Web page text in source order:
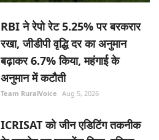
RBI ने रेपो रेट 5.25% पर बरकरार
रखा, जीडीपी वृद्धि दर का अनुमान
बढ़ाकर 6.7% किया, महंगाई के
अनुमान में कटौती
Team RuralVoice Aug 5, 2026
ICRISAT को जीन एडिटिंग तकनीक